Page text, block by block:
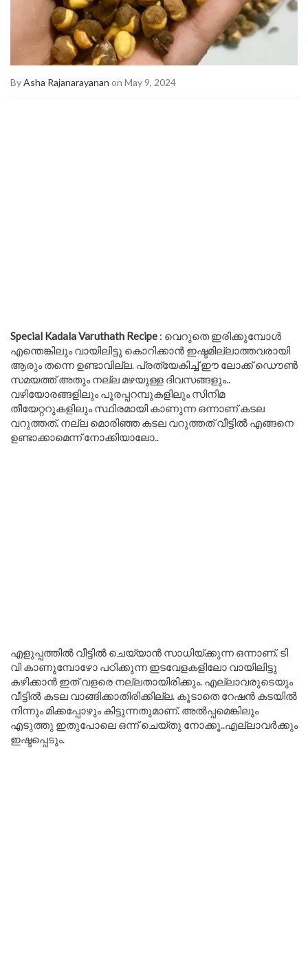
ByAsha Rajanarayanan on May 9, 2024
Special Kadala Varuthath Recipe : വെറുതെ ഇരിക്കുമ്പോൾ
എന്തെങ്കിലും വായിലിട്ടു കൊറിക്കാൻ ഇഷ്ടമില്ലാത്തവരായി
ആരും തന്നെ ഉണ്ടാവില്ല. പ്രത്യേകിച്ച് ഈ ലോക്ക് ഡൌൺ
സമയത്ത് അതും നല്ല മഴയുള്ള ദിവസങ്ങളും..
വഴിയോരങ്ങളിലും പൂരപ്പറമ്പുകളിലും സിനിമ
തീയേറ്ററുകളിലും സ്ഥിരമായി കാണുന്ന ഒന്നാണ് കടല
വറുത്തത്. നല്ല മൊരിഞ്ഞ കടല വറുത്തത് വീട്ടിൽ എങ്ങനെ
ഉണ്ടാക്കാമെന്ന് നോക്കിയാലോ..
എളുപ്പത്തിൽ വീട്ടിൽ ചെയ്യാൻ സാധിയ്ക്കുന്ന ഒന്നാണ്. ടി
വി കാണുമ്പോഴോ പഠിക്കുന്ന ഇടവേളകളിലോ വായിലിട്ടു
കഴിക്കാൻ ഇത് വളരെ നല്ലതായിരിക്കും. എല്ലാവരുടെയും
വീട്ടിൽ കടല വാങ്ങിക്കാതിരിക്കില്ല. കൂടാതെ റേഷൻ കടയിൽ
നിന്നും മിക്കപ്പോഴും കിട്ടുന്നതുമാണ്. അൽപ്പമെങ്കിലും
എടുത്തു ഇതുപോലെ ഒന്ന് ചെയ്തു നോക്കൂ..എല്ലാവർക്കും
ഇഷ്ടപ്പെടും.